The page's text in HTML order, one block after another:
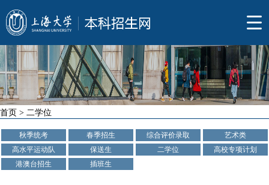
首页 > 二学位
秋季统考 春季招生 综合评价录取
艺术类
高水平运动队
保送生 二学位
高校专项计划
港澳台招生
插班生